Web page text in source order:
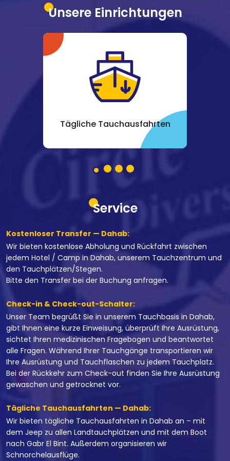
Unsere Einrichtungen
Tägliche Tauchausfahrten
Service
Kostenloser Transfer — Dahab:
Wir bieten kostenlose Abholung und Rückfahrt zwischen
jedem Hotel / Camp in Dahab, unserem Tauchzentrum und
den Tauchplätzen/Stegen.
Bitte den Transfer bei der Buchung anfragen.
Check-in & Check-out-Schalter:
Unser Team begrüßt Sie in unserem Tauchbasis in Dahab,
gibt Ihnen eine kurze Einweisung, überprüft Ihre Ausrüstung,
sichtet Ihren medizinischen Fragebogen und beantwortet
alle Fragen. Während Ihrer Tauchgänge transportieren wir
Ihre Ausrüstung und Tauchflaschen zu jedem Tauchplatz.
Bei der Rückkehr zum Check-out finden Sie Ihre Ausrüstung
gewaschen und getrocknet vor.
Tägliche Tauchausfahrten — Dahab:
Wir bieten tägliche Tauchausfahrten in Dahab an – mit
dem Jeep zu allen Landtauchplätzen und mit dem Boot
nach Gabr El Bint. Außerdem organisieren wir
Schnorchelausflüge.